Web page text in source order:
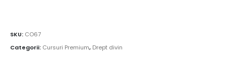
SKU: CO67
Categorii: Cursuri Premium, Drept divin